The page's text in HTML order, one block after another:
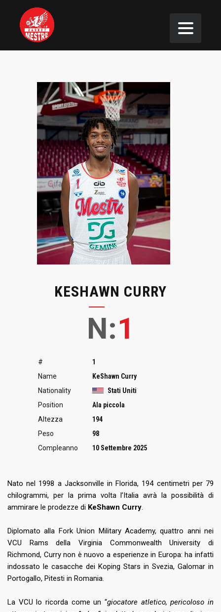
KESHAWN CURRY
N:1
#
1
Name
KeShawn Curry
Nationality
Stati Uniti
Position
Ala piccola
Altezza
194
Peso
98
Compleanno
10 Settembre 2025
Nato nel 1998 a Jacksonville in Florida, 194 centimetri per 79
chilogrammi, per la prima volta l’Italia avrà la possibilità di
ammirare le prodezze di KeShawn Curry
Diplomato alla Fork Union Military Academy, quattro anni nei
VCU Rams della Virginia Commonwealth University di
Richmond, Curry non è nuovo a esperienze in Europa: ha infatti
indossato le casacche dei Koping Stars in Svezia, Galomar in
Portogallo, Pitesti in Romania.
La VCU lo ricorda come un “giocatore atletico, pericoloso in